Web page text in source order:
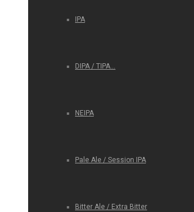
IPA
DIPA / TIPA…
NEIPA
Pale Ale / Session IPA
Bitter Ale / Extra Bitter